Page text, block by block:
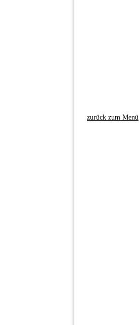
zurück zum Menü